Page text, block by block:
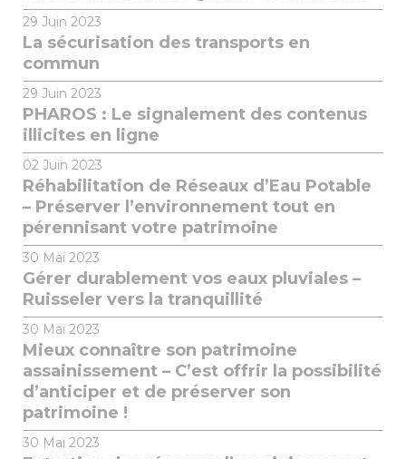
29 Juin 2023
La sécurisation des transports en
commun
29 Juin 2023
PHAROS : Le signalement des contenus
illicites en ligne
02 Juin 2023
Réhabilitation de Réseaux d’Eau Potable
– Préserver l’environnement tout en
pérennisant votre patrimoine
30 Mai 2023
Gérer durablement vos eaux pluviales –
Ruisseler vers la tranquillité
30 Mai 2023
Mieux connaître son patrimoine
assainissement – C’est offrir la possibilité
d’anticiper et de préserver son
patrimoine !
30 Mai 2023